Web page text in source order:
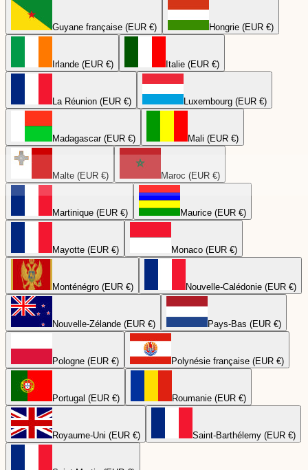
Guyane française (EUR €) Hongrie (EUR €)
Irlande (EUR €) Italie (EUR €)
La Réunion (EUR €) Luxembourg (EUR €)
Madagascar (EUR €) Mali (EUR €)
Malte (EUR €) Maroc (EUR €)
Martinique (EUR €) Maurice (EUR €)
Mayotte (EUR €) Monaco (EUR €)
Monténégro (EUR €) Nouvelle-Calédonie (EUR €)
Nouvelle-Zélande (EUR €) Pays-Bas (EUR €)
Pologne (EUR €) Polynésie française (EUR €)
Portugal (EUR €) Roumanie (EUR €)
Royaume-Uni (EUR €) Saint-Barthélemy (EUR €)